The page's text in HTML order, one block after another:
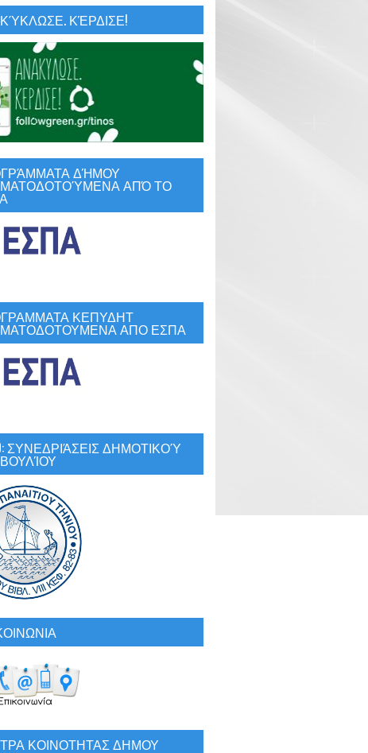
ΚΈΡΔΙΣΕ!
ΔΉΜΟΥ
ΑΠΌ ΤΟ
ΚΕΠΥΔΗΤ
ΑΠΟ ΕΣΠΑ
ΣΥΝΕΔΡΙΆΣΕΙΣ ΔΗΜΟΤΙΚΟΎ
ΚΟΙΝΟΤΗΤΑΣ ΔΗΜΟΥ